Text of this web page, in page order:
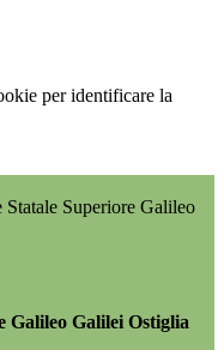
per identificare la
Superiore Galileo
Galileo Galilei Ostiglia